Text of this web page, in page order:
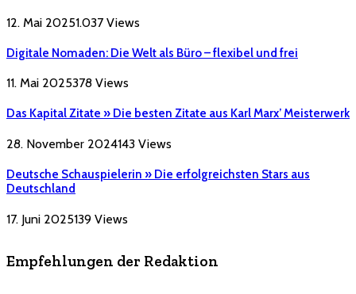
12. Mai 20251.037 Views
Digitale Nomaden: Die Welt als Büro – flexibel und frei
11. Mai 2025378 Views
Das Kapital Zitate » Die besten Zitate aus Karl Marx’ Meisterwerk
28. November 2024143 Views
Deutsche Schauspielerin » Die erfolgreichsten Stars aus
Deutschland
17. Juni 2025139 Views
Empfehlungen der Redaktion